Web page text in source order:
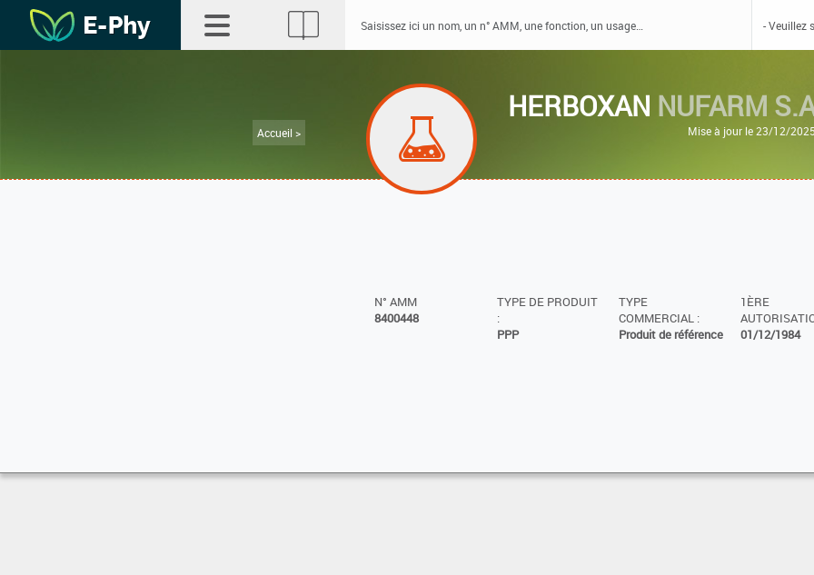
Accueil >
HERBOXAN NUFARM
Mise à jour le 23/12/2025
N° AMM
8400448
TYPE DE PRODUIT
:
PPP
TYPE
COMMERCIAL :
Produit de référence
1ÈRE
01/12/1984